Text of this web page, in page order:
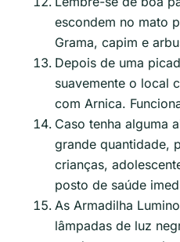
escondem no mato
Grama, capim e
Depois de uma
suavemente o local
com Arnica.
Caso tenha alguma
grande quantidade,
crianças,
posto de saúde
As Armadilha
lâmpadas de luz